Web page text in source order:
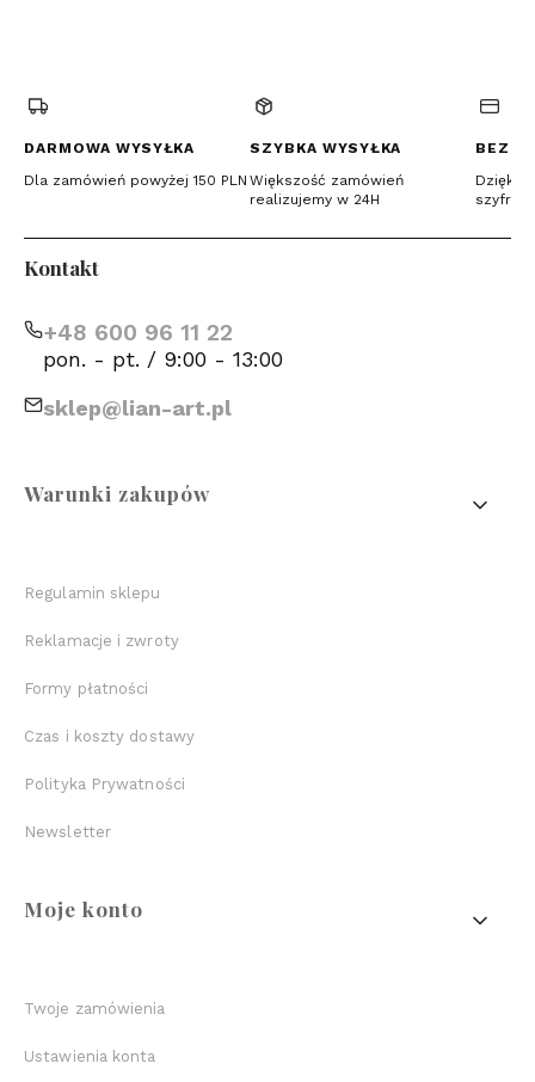
karcie)
nowej
karcie)
nowej
karcie)
DARMOWA WYSYŁKA
Dla zamówień powyżej 150 PLN
SZYBKA WYSYŁKA
Większość zamówień
realizujemy w 24H
Dzięki
Kontakt
+48 600 96 11 22
pon. - pt. / 9:00 - 13:00
sklep@lian-art.pl
Linki w stopce
Warunki zakupów
Regulamin sklepu
Reklamacje i zwroty
Formy płatności
Czas i koszty dostawy
Polityka Prywatności
Newsletter
Moje konto
Twoje zamówienia
Ustawienia konta